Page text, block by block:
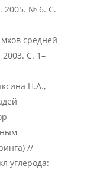
2005. № 6. С.
средней
С. 1–
Н.А.,
//
углерода: